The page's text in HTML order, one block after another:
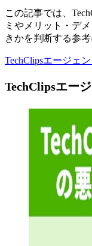
この記事では、
ミやメリット・デ
きかを判断する参考
TechClipsエージェ
TechClipsエー